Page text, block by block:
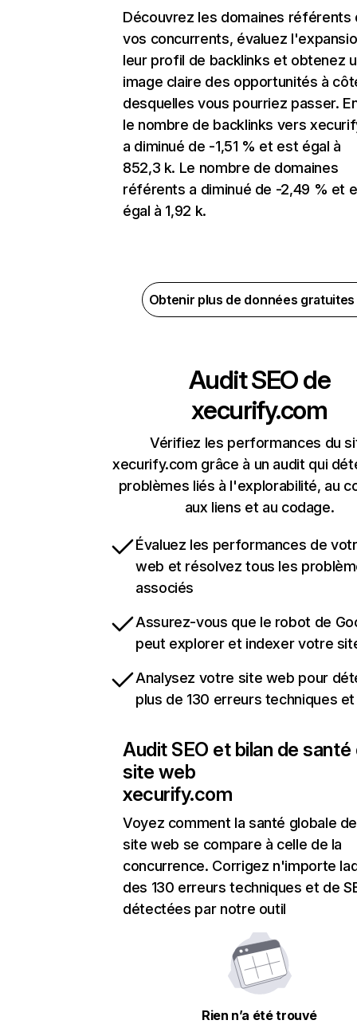
Découvrez les domaines référents
vos concurrents, évaluez
leur profil de backlinks et obtenez
image claire des opportunités à
desquelles vous pourriez passer.
le nombre de backlinks vers
a diminué de -1,51 % et est égal à
852,3 k. Le nombre de domaines
référents a diminué de -2,49 % et
égal à 1,92 k.
Obtenir plus de données
Audit SEO de
xecurify.com
Vérifiez les performances du
xecurify.com grâce à un audit qui
problèmes liés à l'explorabilité, au
aux liens et au codage.
Évaluez les performances de
web et résolvez tous les
associés
Assurez-vous que le robot de
peut explorer et indexer votre
Analysez votre site web pour
plus de 130 erreurs techniques et
Audit SEO et bilan de santé
site web
xecurify.com
Voyez comment la santé globale
site web se compare à celle de la
concurrence. Corrigez n'importe
des 130 erreurs techniques et de
détectées par notre outil
Rien n’a été trouvé